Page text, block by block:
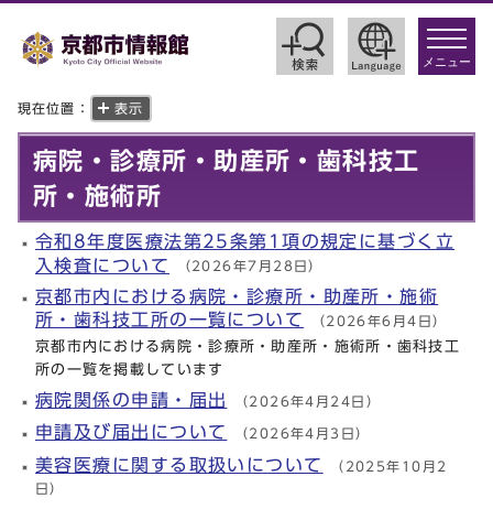
toggle
メニュー
現在位置： 表示
病院・診療所・助産所・歯科技工
所・施術所
令和8年度医療法第25条第1項の規定に基づく立
入検査について （2026年7月28日）
京都市内における病院・診療所・助産所・施術
所・歯科技工所の一覧について
（2026年6月4日）
京都市内における病院・診療所・助産所・施術所・歯科技工
所の一覧を掲載しています
病院関係の申請・届出 （2026年4月24日）
申請及び届出について （2026年4月3日）
美容医療に関する取扱いについて （2025年10月2
日）